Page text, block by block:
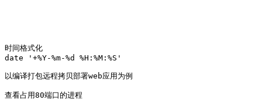
时间格式化
date '+%Y-%m-%d %H:%M:%S'
以编译打包远程拷贝部署web应用为例
查看占用80端口的进程